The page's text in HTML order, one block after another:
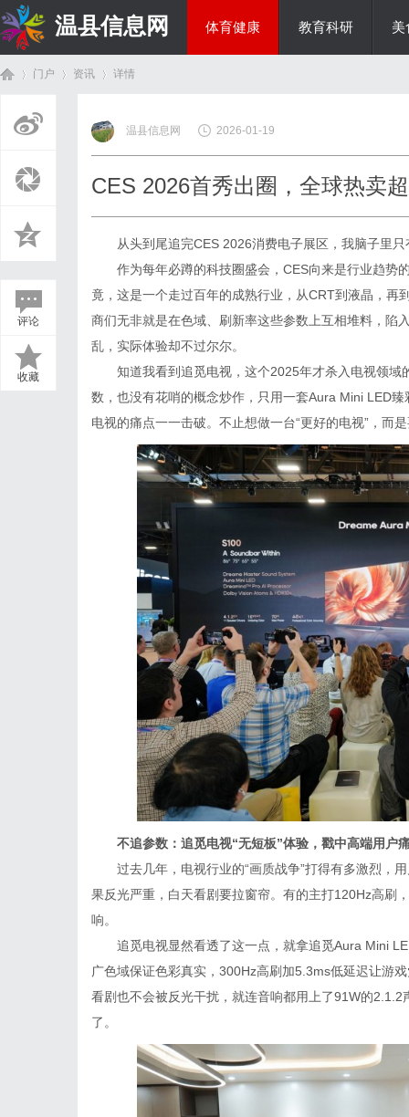
温县信息网 体育健康 教育科研 美
门户 资讯
›
详情
评论
收藏
温县信息网 2026-01-19
CES 2026首秀出圈，全球热卖
从头到尾追完CES 2026消费电子展区，我脑子里
作为每年必蹲的科技圈盛会，CES向来是行业趋势
竟，这是一个走过百年的成熟行业，从CRT到液晶，
商们无非就是在色域、刷新率这些参数上互相堆料，陷
乱，实际体验却不过尔尔。
知道我看到追觅电视，这个2025年才杀入电视领域
数，也没有花哨的概念炒作，只用一套Aura Mini LED
电视的痛点一一击破。不止想做一台“更好的电视”，而
不追参数：追觅电视“无短板”体验 ，戳中高端用户
过去几年，电视行业的“画质战争”打得有多激烈，
果反光严重，白天看剧要拉窗帘。有的主打120Hz高刷
响。
追觅电视显然看透了这一点，就拿追觅Aura Mini
广色域保证色彩真实，300Hz高刷加5.3ms低延迟让游
看剧也不会被反光干扰，就连音响都用上了91W的
了。